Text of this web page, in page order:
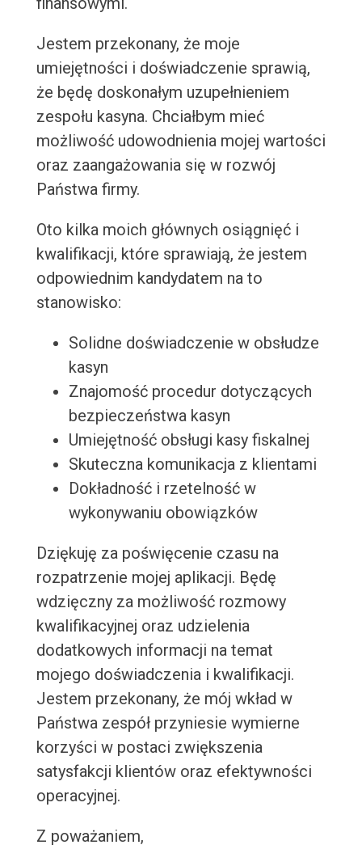
Jestem przekonany, że moje
umiejętności i doświadczenie sprawią,
że będę doskonałym uzupełnieniem
zespołu kasyna. Chciałbym mieć
możliwość udowodnienia mojej wartości
oraz zaangażowania się w rozwój
Państwa firmy.
Oto kilka moich głównych osiągnięć i
kwalifikacji, które sprawiają, że jestem
odpowiednim kandydatem na to
stanowisko:
Solidne doświadczenie w obsłudze
kasyn
Znajomość procedur dotyczących
bezpieczeństwa kasyn
Umiejętność obsługi kasy fiskalnej
Skuteczna komunikacja z klientami
Dokładność i rzetelność w
wykonywaniu obowiązków
Dziękuję za poświęcenie czasu na
rozpatrzenie mojej aplikacji. Będę
wdzięczny za możliwość rozmowy
kwalifikacyjnej oraz udzielenia
dodatkowych informacji na temat
mojego doświadczenia i kwalifikacji.
Jestem przekonany, że mój wkład w
Państwa zespół przyniesie wymierne
korzyści w postaci zwiększenia
satysfakcji klientów oraz efektywności
operacyjnej.
Z poważaniem,